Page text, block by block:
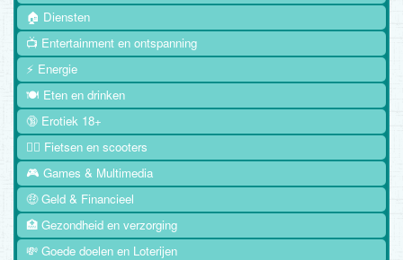
🏠 Diensten
📺 Entertainment en ontspanning
⚡ Energie
🍽️ Eten en drinken
🔞 Erotiek 18+
🚴‍♂️ Fietsen en scooters
🎮 Games & Multimedia
🤑 Geld & Financieel
🏥 Gezondheid en verzorging
💸 Goede doelen en Loterijen